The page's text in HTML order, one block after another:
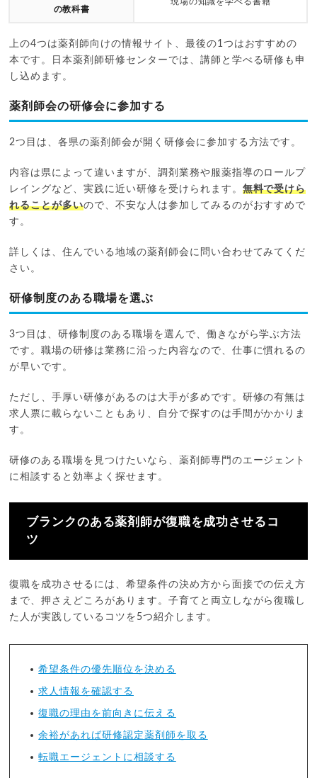
の教科書
上の4つは薬剤師向けの情報サイト、最後の1つはおすすめの
本です。日本薬剤師研修センターでは、講師と学べる研修も申
し込めます。
薬剤師会の研修会に参加する
2つ目は、各県の薬剤師会が開く研修会に参加する方法です。
内容は県によって違いますが、調剤業務や服薬指導のロールプ
レイングなど、実践に近い研修を受けられます。 無料で受けら
れることが多いので、不安な人は参加してみるのがおすすめで
す。
詳しくは、住んでいる地域の薬剤師会に問い合わせてみてくだ
さい。
研修制度のある職場を選ぶ
3つ目は、研修制度のある職場を選んで、働きながら学ぶ方法
です。職場の研修は業務に沿った内容なので、仕事に慣れるの
が早いです。
ただし、手厚い研修があるのは大手が多めです。研修の有無は
求人票に載らないこともあり、自分で探すのは手間がかかりま
す。
研修のある職場を見つけたいなら、薬剤師専門のエージェント
に相談すると効率よく探せます。
ブランクのある薬剤師が復職を成功させるコ
ツ
復職を成功させるには、希望条件の決め方から面接での伝え方
まで、押さえどころがあります。子育てと両立しながら復職し
た人が実践しているコツを5つ紹介します。
希望条件の優先順位を決める
求人情報を確認する
復職の理由を前向きに伝える
余裕があれば研修認定薬剤師を取る
転職エージェントに相談する